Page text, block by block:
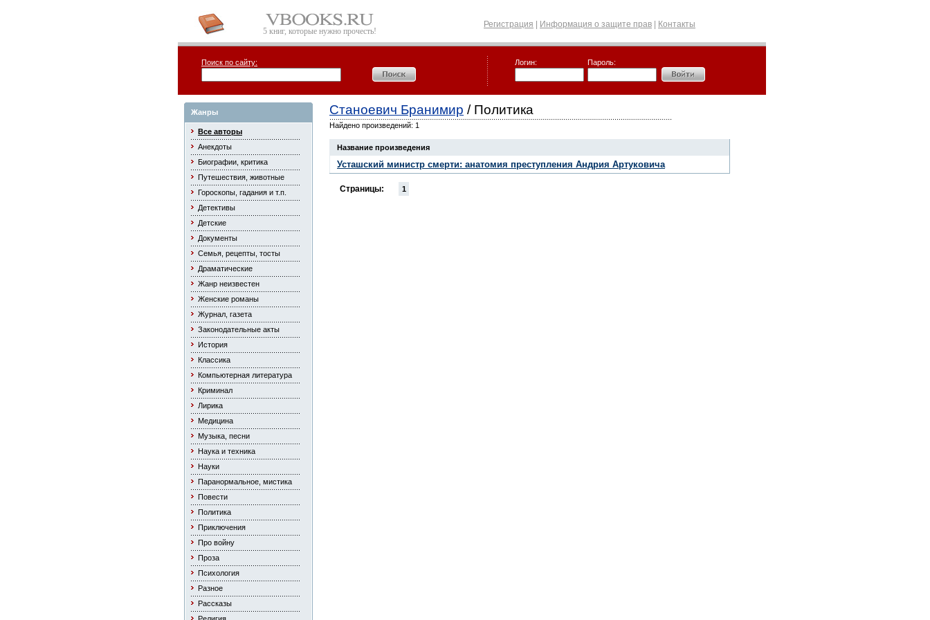
5 книг, которые нужно прочесть!
Регистрация Информация о защите прав Контакты
Поиск по сайту: Логин: Пароль:
Жанры
Все авторы
Анекдоты
Биографии, критика
Путешествия, животные
Гороскопы, гадания и т.п.
Детективы
Детские
Документы
Семья, рецепты, тосты
Драматические
Жанр неизвестен
Женские романы
Журнал, газета
Законодательные акты
История
Классика
Компьютерная литература
Криминал
Лирика
Медицина
Музыка, песни
Наука и техника
Науки
Паранормальное, мистика
Повести
Политика
Приключения
Про войну
Проза
Психология
Разное
Рассказы
Станоевич Бранимир / Политика
Найдено произведений: 1
Название произведения
Усташский министр смерти: анатомия преcтупления Андрия Артуковича
Страницы: 1